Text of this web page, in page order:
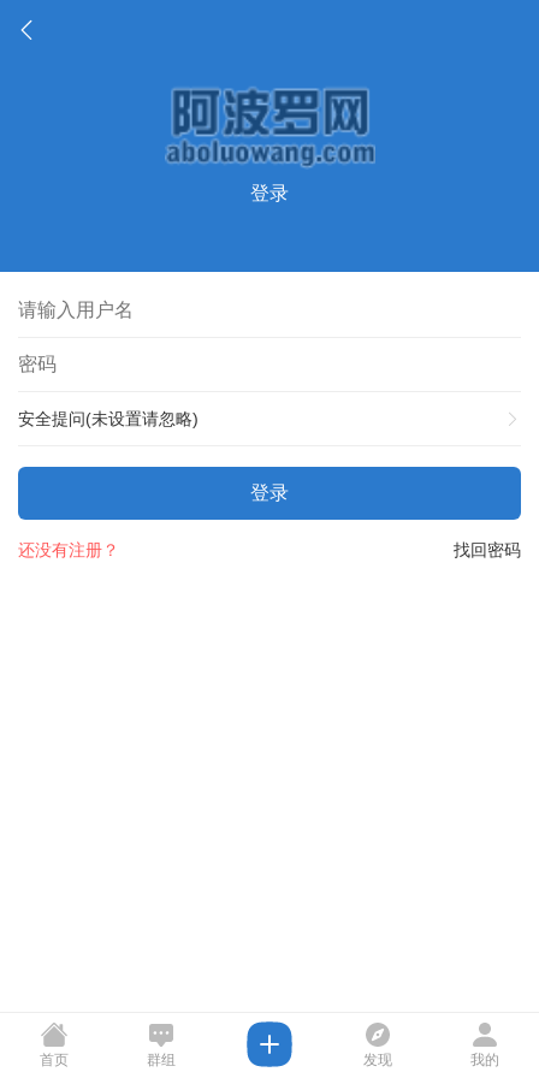
登录
安全提问(未设置请忽略)
登录
找回密码
还没有注册？
首页 群组 发现 我的